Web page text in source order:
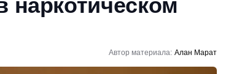
наркотическом
Автор материала: Алан Марат